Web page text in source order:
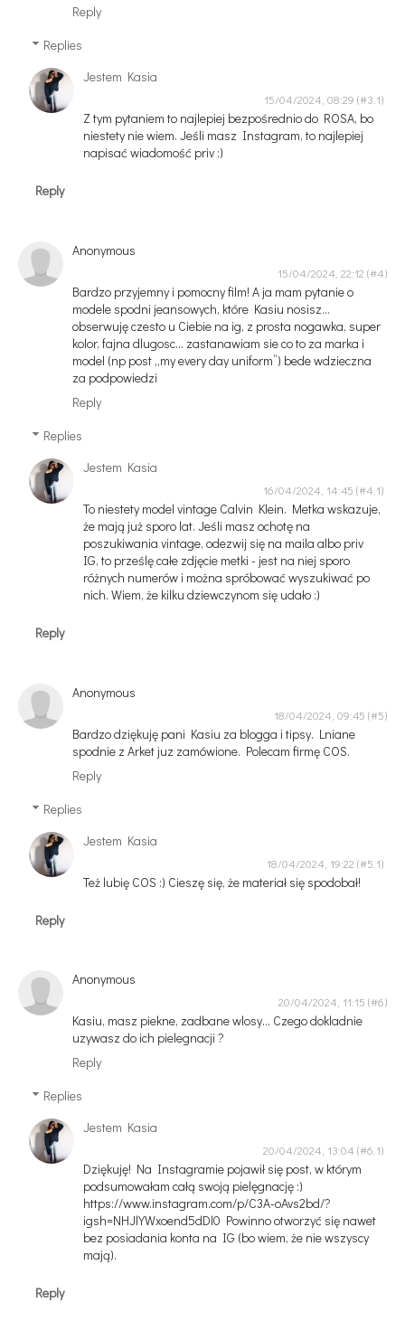
Reply
Replies
Jestem Kasia
15/04/2024, 08:29
Z tym pytaniem to najlepiej bezpośrednio do ROSA, bo
niestety nie wiem. Jeśli masz Instagram, to najlepiej
napisać wiadomość priv :)
Reply
Anonymous
15/04/2024, 22:12
Bardzo przyjemny i pomocny film! A ja mam pytanie o
modele spodni jeansowych, które Kasiu nosisz…
obserwuję czesto u Ciebie na ig, z prosta nogawka, super
kolor, fajna dlugosc… zastanawiam sie co to za marka i
model (np post „my every day uniform”) bede wdzieczna
za podpowiedzi
Reply
Replies
Jestem Kasia
16/04/2024, 14:45
To niestety model vintage Calvin Klein. Metka wskazuje,
że mają już sporo lat. Jeśli masz ochotę na
poszukiwania vintage, odezwij się na maila albo priv
IG, to prześlę całe zdjęcie metki - jest na niej sporo
różnych numerów i można spróbować wyszukiwać po
nich. Wiem, że kilku dziewczynom się udało :)
Reply
Anonymous
18/04/2024, 09:45
Bardzo dziękuję pani Kasiu za blogga i tipsy. Lniane
spodnie z Arket juz zamówione. Polecam firmę COS.
Reply
Replies
Jestem Kasia
18/04/2024, 19:22
Też lubię COS :) Cieszę się, że materiał się spodobał!
Reply
Anonymous
20/04/2024, 11:15
Kasiu, masz piekne, zadbane wlosy… Czego dokladnie
uzywasz do ich pielegnacji ?
Reply
Replies
Jestem Kasia
20/04/2024, 13:04
Dziękuję! Na Instagramie pojawił się post, w którym
podsumowałam całą swoją pielęgnację :)
https://www.instagram.com/p/C3A-oAvs2bd/?
igsh=NHJlYWxoend5dDl0 Powinno otworzyć się nawet
bez posiadania konta na IG (bo wiem, że nie wszyscy
mają).
Reply